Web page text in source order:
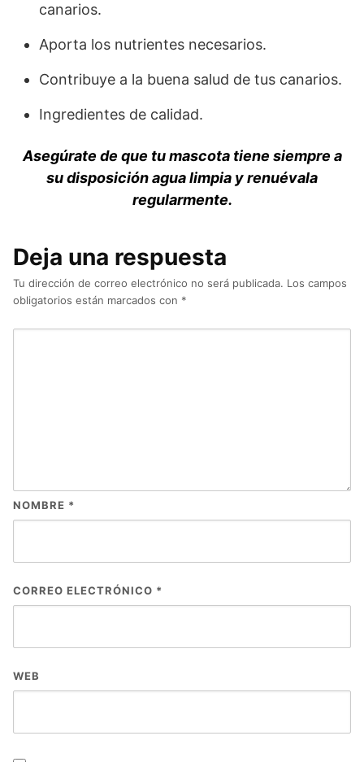
canarios.
Aporta los nutrientes necesarios.
Contribuye a la buena salud de tus canarios.
Ingredientes de calidad.
Asegúrate de que tu mascota tiene siempre a
su disposición agua limpia y renuévala
regularmente.
Deja una respuesta
Tu dirección de correo electrónico no será publicada. Los campos
obligatorios están marcados con *
NOMBRE *
CORREO ELECTRÓNICO *
WEB